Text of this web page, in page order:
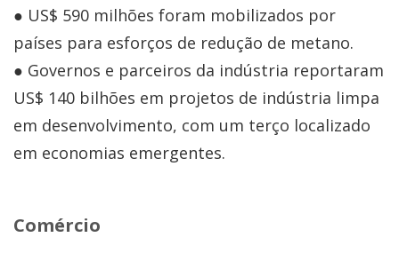
● US$ 590 milhões foram mobilizados por
países para esforços de redução de metano.
● Governos e parceiros da indústria reportaram
US$ 140 bilhões em projetos de indústria limpa
em desenvolvimento, com um terço localizado
em economias emergentes.
Comércio